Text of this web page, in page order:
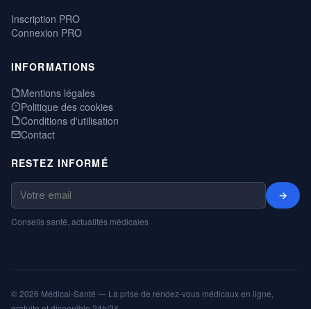
Inscription PRO
Connexion PRO
INFORMATIONS
Mentions légales
Politique des cookies
Conditions d'utilisation
Contact
RESTEZ INFORMÉ
→
Conseils santé, actualités médicales
© 2026 Médical-Santé — La prise de rendez-vous médicaux en ligne,